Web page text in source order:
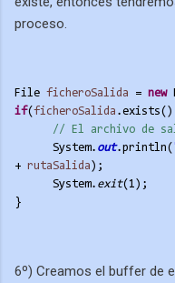
proceso.
File ficheroSalida = new
if(ficheroSalida .exists()
// El archivo de
System. out.println(
+ rutaSalida );
System. exit(1);
}
6º) Creamos el buffer de